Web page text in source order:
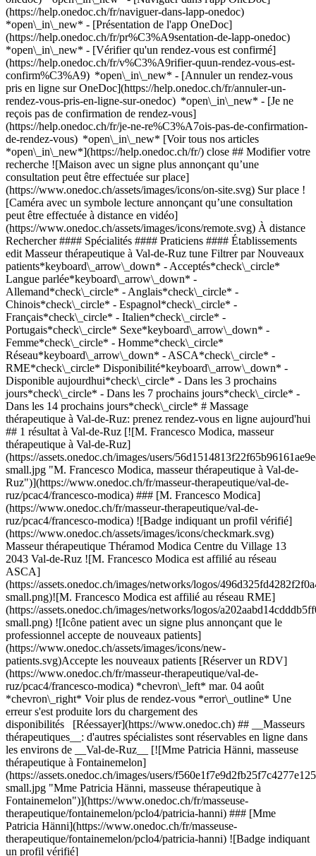
(https://help.onedoc.ch/fr/naviguer-dans-lapp-onedoc)
*open\_in\_new* - [Présentation de l'app OneDoc]
(https://help.onedoc.ch/fr/pr%C3%A9sentation-de-lapp-onedoc)
*open\_in\_new* - [Vérifier qu'un rendez-vous est confirmé](https://help.onedoc.ch/fr/v%C3%A9rifier-quun-rendez-vous-est-confirm%C3%A9) *open\_in\_new* - [Annuler un rendez-vous pris en ligne sur OneDoc](https://help.onedoc.ch/fr/annuler-un-rendez-vous-pris-en-ligne-sur-onedoc) *open\_in\_new* - [Je ne reçois pas de confirmation de rendez-vous](https://help.onedoc.ch/fr/je-ne-re%C3%A7ois-pas-de-confirmation-de-rendez-vous) *open\_in\_new* [Voir tous nos articles *open\_in\_new*](https://help.onedoc.ch/fr/) close ## Modifier votre recherche ![Maison avec un signe plus annonçant qu’une consultation peut être effectuée sur place](https://www.onedoc.ch/assets/images/icons/on-site.svg) Sur place ![Caméra avec un symbole lecture annonçant qu’une consultation peut être effectuée à distance en vidéo](https://www.onedoc.ch/assets/images/icons/remote.svg) À distance Rechercher #### Spécialités #### Praticiens #### Établissements edit Masseur thérapeutique à Val-de-Ruz tune Filtrer par Nouveaux patients*keyboard\_arrow\_down* - Acceptés*check\_circle* Langue parlée*keyboard\_arrow\_down* - Allemand*check\_circle* - Anglais*check\_circle* - Chinois*check\_circle* - Espagnol*check\_circle* - Français*check\_circle* - Italien*check\_circle* - Portugais*check\_circle* Sexe*keyboard\_arrow\_down* - Femme*check\_circle* - Homme*check\_circle* Réseau*keyboard\_arrow\_down* - ASCA*check\_circle* - RME*check\_circle* Disponibilité*keyboard\_arrow\_down* - Disponible aujourdhui*check\_circle* - Dans les 3 prochains jours*check\_circle* - Dans les 7 prochains jours*check\_circle* - Dans les 14 prochains jours*check\_circle* # Massage thérapeutique à Val-de-Ruz: prenez rendez-vous en ligne aujourd'hui ## 1 résultat à Val-de-Ruz [![M. Francesco Modica, masseur thérapeutique à Val-de-Ruz](https://assets.onedoc.ch/images/users/56d1514813f22f65b96161ae9eeb9e52ce8ca7cc941c997fb206fdfec06b2a48-small.jpg "M. Francesco Modica, masseur thérapeutique à Val-de-Ruz")](https://www.onedoc.ch/fr/masseur-therapeutique/val-de-ruz/pcac4/francesco-modica) ### [M. Francesco Modica](https://www.onedoc.ch/fr/masseur-therapeutique/val-de-ruz/pcac4/francesco-modica) ![Badge indiquant un profil vérifié](https://www.onedoc.ch/assets/images/icons/checkmark.svg) Masseur thérapeutique Théramod Modica Centre du Village 13 2043 Val-de-Ruz ![M. Francesco Modica est affilié au réseau ASCA](https://assets.onedoc.ch/images/networks/logos/496d325fd4282f2f0a46197dd629fd16fcd2d324839e441a2a65aaa74df08a15-small.png)![M. Francesco Modica est affilié au réseau RME](https://assets.onedoc.ch/images/networks/logos/a202aabd14cdddb5ff03205af2481fb805645ff903773c55a6c572d22f23762e-small.png) ![Icône patient avec un signe plus annonçant que le professionnel accepte de nouveaux patients](https://www.onedoc.ch/assets/images/icons/new-patients.svg)Accepte les nouveaux patients [Réserver un RDV](https://www.onedoc.ch/fr/masseur-therapeutique/val-de-ruz/pcac4/francesco-modica) *chevron\_left* mar. 04 août *chevron\_right* Voir plus de rendez-vous *error\_outline* Une erreur s'est produite lors du chargement des disponibilités [Réessayer](https://www.onedoc.ch) ## __Masseurs thérapeutiques__: d'autres spécialistes sont réservables en ligne dans les environs de __Val-de-Ruz__ [![Mme Patricia Hänni, masseuse thérapeutique à Fontainemelon](https://assets.onedoc.ch/images/users/f560e1f7e9d2fb25f7c4277e125106fbf6570acd427a772f4e928fdecefd1a4d-small.jpg "Mme Patricia Hänni, masseuse thérapeutique à Fontainemelon")](https://www.onedoc.ch/fr/masseuse-therapeutique/fontainemelon/pclo4/patricia-hanni) ### [Mme Patricia Hänni](https://www.onedoc.ch/fr/masseuse-therapeutique/fontainemelon/pclo4/patricia-hanni) ![Badge indiquant un profil vérifié](https://www.onedoc.ch/assets/images/icons/checkmark.svg) [Masseuse thérapeutique](https://www.onedoc.ch/fr/masseur-therapeutique/fontainemelon) L'Instemps - Patricia Hänni Rue du Midi 23 2052 Fontainemelon ![Mme Patricia Hänni est affiliée au réseau ASCA](https://assets.onedoc.ch/images/networks/logos/496d325fd4282f2f0a46197dd629fd16fcd2d324839e441a2a65aaa74df08a15-small.png)![Mme Patricia Hänni est affiliée au réseau RME](https://assets.onedoc.ch/images/networks/logos/a202aabd14cdddb5ff03205af2481fb805645ff903773c55a6c572d22f23762e-small.png) ![Icône patient avec un signe plus annonçant que le professionnel accepte de nouveaux patients](https://www.onedoc.ch/assets/images/icons/new-patients.svg)Accepte les nouveaux patients [Réserver un RDV](https://www.onedoc.ch/fr/masseuse-therapeutique/fontainemelon/pclo4/patricia-hanni) *chevron\_left* mar. 04 août *chevron\_right* Voir plus de rendez-vous *error\_outline* Une erreur s'est produite lors du chargement des disponibilités [Réessayer](https://www.onedoc.ch) [![Mme Annick Hermann, réflexologue à Neuchâtel](https://assets.onedoc.ch/images/users/d30369ff6eea390a853b931a7eacbc52c525cf11e53aea1528c44e9f46e81ece-small.jpg "Mme Annick Hermann, réflexologue à Neuchâtel")](https://www.onedoc.ch/fr/reflexologue/neuchatel/pcwxp/annick-hermann) ### [Mme Annick Hermann](https://www.onedoc.ch/fr/reflexologue/neuchatel/pcwxp/annick-hermann) ![Badge indiquant un profil vérifié](https://www.onedoc.ch/assets/images/icons/checkmark.svg) [Réflexologue](https://www.onedoc.ch/fr/reflexologue/neuchatel), [Masseuse thérapeutique](https://www.onedoc.ch/fr/masseur-therapeutique/neuchatel) Neuchâtel, à l'essenciel, cabinet médical Drsse Catherine Marconato Faubourg du Lac 12 2000 Neuchâtel ![Mme Annick Hermann est affiliée au réseau ASCA](https://assets.onedoc.ch/images/networks/logos/496d325fd4282f2f0a46197dd629fd16fcd2d324839e441a2a65aaa74df08a15-small.png)![Mme Annick Hermann est affiliée au réseau RME](https://assets.onedoc.ch/images/networks/logos/a202aabd14cdddb5ff03205af2481fb805645ff903773c55a6c572d22f23762e-small.png) ![Icône patient avec un signe plus annonçant que le professionnel accepte de nouveaux patients](https://www.onedoc.ch/assets/images/icons/new-patients.svg)Accepte les nouveaux patients [Réserver un RDV](https://www.onedoc.ch/fr/reflexologue/neuchatel/pcwxp/annick-hermann) *chevron\_left* mar. 04 août *chevron\_right* Voir plus de rendez-vous *error\_outline* Une erreur s'est produite lors du chargement des disponibilités [Réessayer](https://www.onedoc.ch) [![Mme Maria Sedzik, réflexologue à Neuchâtel](https://assets.onedoc.ch/images/users/8589aa41b72ce5fbd91512f1242f044757618f93288338bdcc693288e6cc61da-small.jpg "Mme Maria Sedzik, réflexologue à Neuchâtel")](https://www.onedoc.ch/fr/reflexologue/neuchatel/pckmd/maria-sedzik) ### [Mme Maria Sedzik](https://www.onedoc.ch/fr/reflexologue/neuchatel/pckmd/maria-sedzik) ![Badge indiquant un profil vérifié](https://www.onedoc.ch/assets/images/icons/checkmark.svg) [Réflexologue](https://www.onedoc.ch/fr/reflexologue/neuchatel), [Masseuse thérapeutique](https://www.onedoc.ch/fr/masseur-therapeutique/neuchatel) Relaxate Rue du Seyon 1A 2000 Neuchâtel ![Mme Maria Sedzik est affiliée au réseau ASCA](https://assets.onedoc.ch/images/networks/logos/496d325fd4282f2f0a46197dd629fd16fcd2d324839e441a2a65aaa74df08a15-small.png)![Mme Maria Sedzik est affiliée au réseau RME](https://assets.onedoc.ch/images/networks/logos/a202aabd14cdddb5ff03205af2481fb805645ff903773c55a6c572d22f23762e-small.png) ![Icône patient avec un signe plus annonçant que le professionnel accepte de nouveaux patients](https://www.onedoc.ch/assets/images/icons/new-patients.svg)Accepte les nouveaux patients [Réserver un RDV](https://www.onedoc.ch/fr/reflexologue/neuchatel/pckmd/maria-sedzik) *chevron\_left* mar. 04 août *chevron\_right* Voir plus de rendez-vous *error\_outline* Une erreur s'est produite lors du chargement des disponibilités [Réessayer](https://www.onedoc.ch) [![Mme Annick Hermann, réflexologue à Prêles](https://assets.onedoc.ch/images/users/d30369ff6eea390a853b931a7eacbc52c525cf11e53aea1528c44e9f46e81ece-small.jpg "Mme Annick Hermann, réflexologue à Prêles")](https://www.onedoc.ch/fr/reflexologue/preles/pb62n/annick-hermann) ### [Mme Annick Hermann](https://www.onedoc.ch/fr/reflexologue/preles/pb62n/annick-hermann) ![Badge indiquant un profil vérifié](https://www.onedoc.ch/assets/images/icons/checkmark.svg) [Réflexologue](https://www.onedoc.ch/fr/reflexologue/preles), [Masseuse thérapeutique](https://www.onedoc.ch/fr/masseur-therapeutique/preles) Prêles, à l'essenciel La Chaîne 6 2515 Prêles ![Mme Annick Hermann est affiliée au réseau ASCA](https://assets.onedoc.ch/images/networks/logos/496d325fd4282f2f0a46197dd629fd16fcd2d324839e441a2a65aaa74df08a15-small.png)![Mme Annick Hermann est affiliée au réseau RME](https://assets.onedoc.ch/images/networks/logos/a202aabd14cdddb5ff03205af2481fb805645ff903773c55a6c572d22f23762e-small.png) ![Icône patient avec un signe plus annonçant que le professionnel accepte de nouveaux patients](https://www.onedoc.ch/assets/images/icons/new-patients.svg)Accepte les nouveaux patients [Réserver un RDV](https://www.onedoc.ch/fr/reflexologue/preles/pb62n/annick-hermann) [![M. Qingchun Song, spécialiste en Médecine Traditionnelle Chinoise (MTC) à La Chaux-de-Fonds](https://assets.onedoc.ch/images/users/3295625c638dbcead61785a9777506452aa7e6e2ba28cb7a6746e563e30f2cd6-small.png "M. Qingchun Song, spécialiste en Médecine Traditionnelle Chinoise (MTC) à La Chaux-de-Fonds")](https://www.onedoc.ch/fr/specialiste-en-medecine-traditionnelle-chinoise-mtc/la-chaux-de-fonds/pc0zy/qingchun-song) ### [M. Qingchun Song](https://www.onedoc.ch/fr/specialiste-en-medecine-traditionnelle-chinoise-mtc/la-chaux-de-fonds/pc0zy/qingchun-song) ![Badge indiquant un profil vérifié](https://www.onedoc.ch/assets/images/icons/checkmark.svg) [Spécialiste en Médecine Traditionnelle Chinoise (MTC)](https://www.onedoc.ch/fr/specialiste-en-medecine-traditionnelle-chinoise-mtc/la-chaux-de-fonds), [Masseur thérapeutique](https://www.onedoc.ch/fr/masseur-therapeutique/la-chaux-de-fonds) [Sinessence](